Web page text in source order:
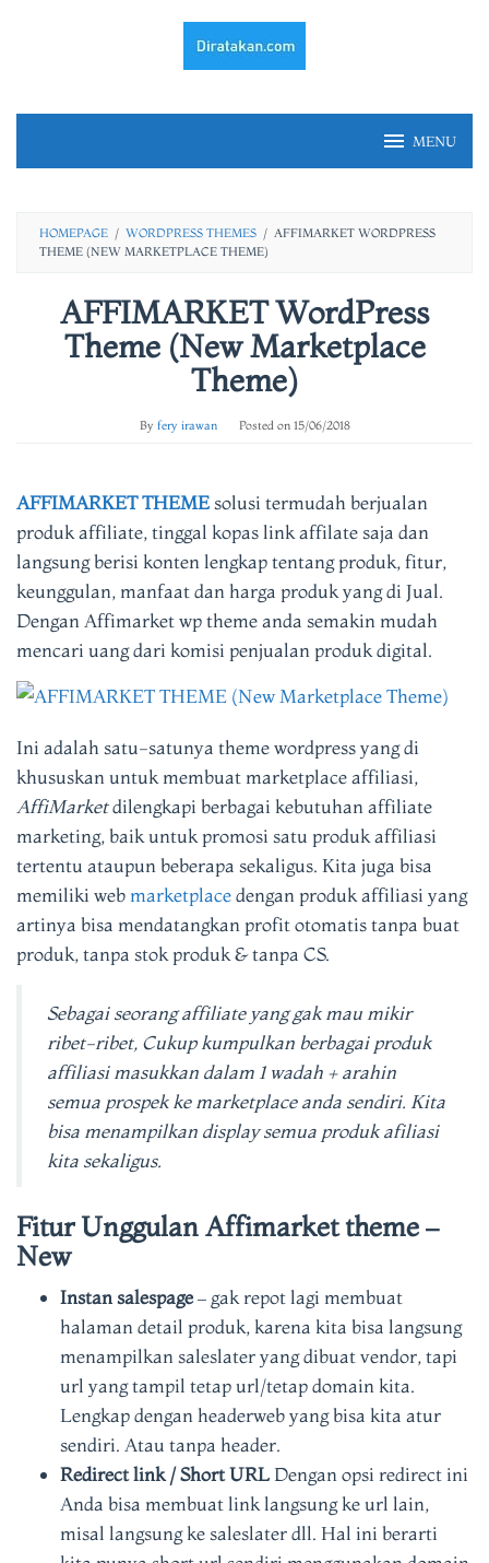
MENU
HOMEPAGE / WORDPRESS THEMES / AFFIMARKET WORDPRESS
THEME (NEW MARKETPLACE THEME)
AFFIMARKET WordPress
Theme (New Marketplace
Theme)
By fery irawan Posted on 15/06/2018
AFFIMARKET THEMEsolusi termudah berjualan
produk affiliate, tinggal kopas link affilate saja dan
langsung berisi konten lengkap tentang produk, fitur,
keunggulan, manfaat dan harga produk yang di Jual.
Dengan Affimarket wp theme anda semakin mudah
mencari uang dari komisi penjualan produk digital.
Ini adalah satu-satunya theme wordpress yang di
khususkan untuk membuat marketplace affiliasi,
AffiMarketdilengkapi berbagai kebutuhan affiliate
marketing, baik untuk promosi satu produk affiliasi
tertentu ataupun beberapa sekaligus. Kita juga bisa
memiliki web marketplacedengan produk affiliasi yang
artinya bisa mendatangkan profit otomatis tanpa buat
produk, tanpa stok produk & tanpa CS.
Sebagai seorang affiliate yang gak mau mikir
ribet-ribet, Cukup kumpulkan berbagai produk
affiliasi masukkan dalam 1 wadah + arahin
semua prospek ke marketplace anda sendiri. Kita
bisa menampilkan display semua produk afiliasi
kita sekaligus.
Fitur Unggulan Affimarket theme –
New
Instan salespage– gak repot lagi membuat
halaman detail produk, karena kita bisa langsung
menampilkan saleslater yang dibuat vendor, tapi
url yang tampil tetap url/tetap domain kita.
Lengkap dengan headerweb yang bisa kita atur
sendiri. Atau tanpa header.
Redirect link / Short URLDengan opsi redirect ini
Anda bisa membuat link langsung ke url lain,
misal langsung ke saleslater dll. Hal ini berarti